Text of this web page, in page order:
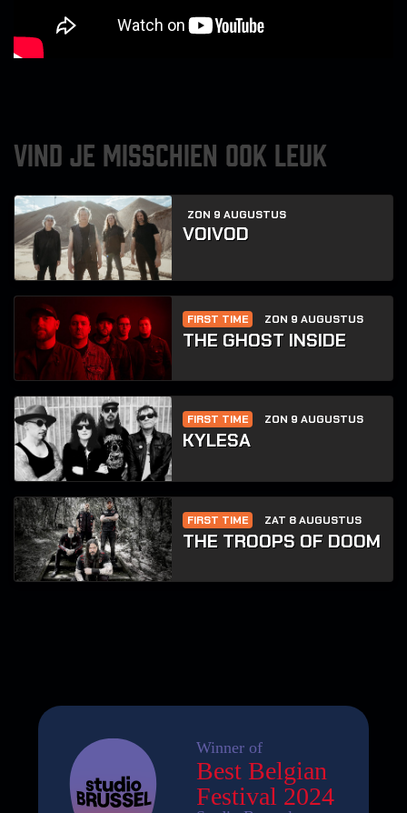
VIND JE MISSCHIEN OOK LEUK
ZON 9 AUGUSTUS
VOIVOD
FIRST TIME ZON 9 AUGUSTUS
THE GHOST INSIDE
FIRST TIME ZON 9 AUGUSTUS
KYLESA
FIRST TIME ZAT 8 AUGUSTUS
THE TROOPS OF DOOM